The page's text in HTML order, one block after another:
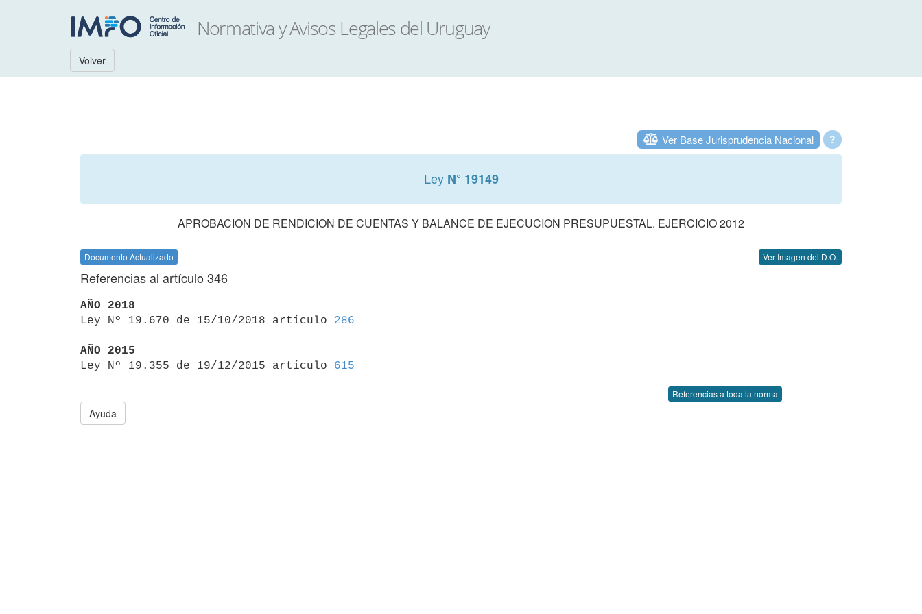
Volver
?
Ver Base Jurisprudencia Nacional
Ley N° 19149
APROBACION DE RENDICION DE CUENTAS Y BALANCE DE EJECUCION PRESUPUESTAL. EJERCICIO 2012
Documento Actualizado Ver Imagen del D.O.
Referencias al artículo 346
AÑO 2018
Ley Nº 19.670 de 15/10/2018 artículo 286
AÑO 2015
Ley Nº 19.355 de 19/12/2015 artículo 615
Referencias a toda la norma
Ayuda